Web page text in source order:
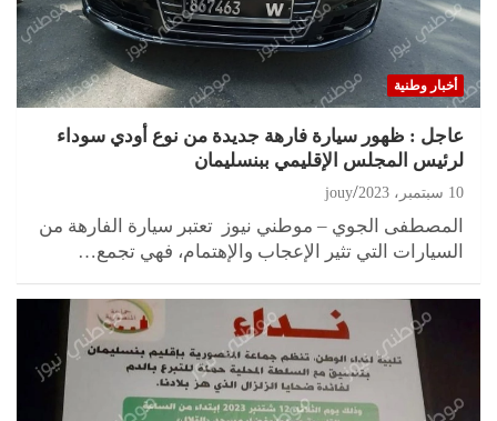
أخبار وطنية
عاجل : ظهور سيارة فارهة جديدة من نوع أودي سوداء
لرئيس المجلس الإقليمي ببنسليمان
10 سبتمبر، 2023 jouy
المصطفى الجوي – موطني نيوز تعتبر سيارة الفارهة من
السيارات التي تثير الإعجاب والإهتمام، فهي تجمع…